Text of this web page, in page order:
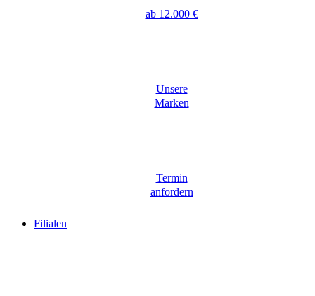
ab 12.000 €
Unsere
Marken
Termin
anfordern
Filialen